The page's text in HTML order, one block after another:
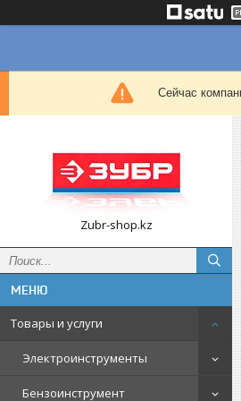
Сейчас
Zubr-shop.kz
Товары и услуги
Электроинструменты
Бензоинструмент